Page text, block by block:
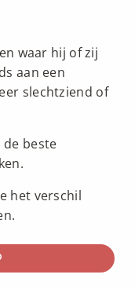
waar hij of zij
aan een
slechtziend of
beste
het verschil